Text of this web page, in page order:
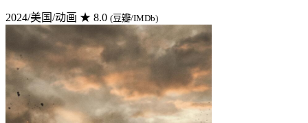
2024/美国/动画 ★ 8.0 (豆瓣/IMDb)